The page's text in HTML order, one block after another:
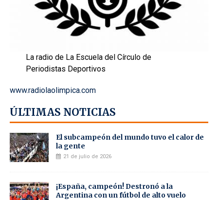
La radio de La Escuela del Círculo de
Periodistas Deportivos
www.radiolaolimpica.com
ÚLTIMAS NOTICIAS
El subcampeón del mundo tuvo el calor de
la gente
21 de julio de 2026
¡España, campeón! Destronó a la
Argentina con un fútbol de alto vuelo